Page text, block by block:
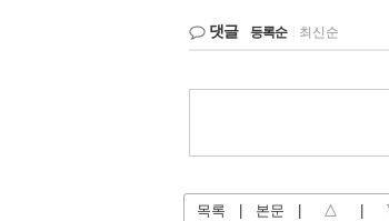
댓글 등록순 최신순
목록 본문 △